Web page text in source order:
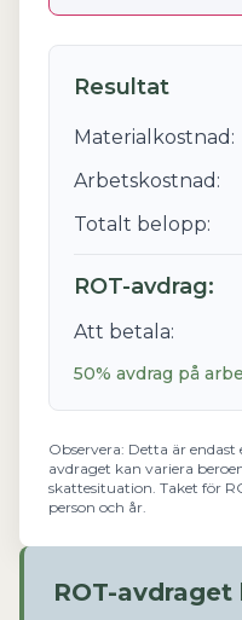
Resultat
Materialkostnad:
Arbetskostnad:
Totalt belopp:
ROT-avdrag:
Att betala:
50% avdrag på
Observera: Detta är
avdraget kan variera
skattesituation. Taket för
person och år.
ROT-